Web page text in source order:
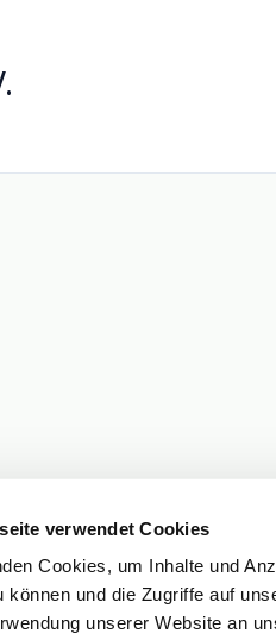
verwendet Cookies
Cookies, um Inhalte und
können und die Zugriffe auf
unserer Website an